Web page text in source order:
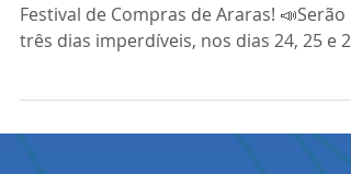
Acia Araras
27 de jun. de 2025
1 min de leitura
Atenção, Araras! Vem aí o 10º FESTCOM –
Festival de Compras de Araras! 📣Serão
três dias imperdíveis, nos dias 24, 25 e 26